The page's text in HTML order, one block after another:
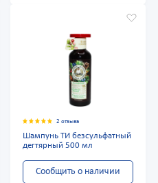
2 отзыва
Шампунь ТИ безсульфатный
дегтярный 500 мл
Сообщить о наличии